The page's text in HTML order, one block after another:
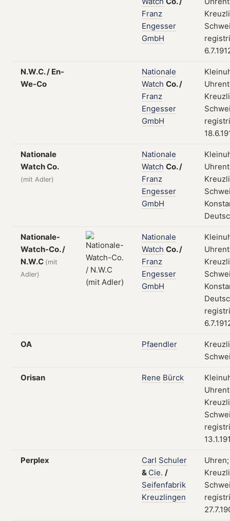
Franz
Engesser
GmbH
N.W.C. / En-
We-Co
Nationale
Watch Co./
Franz
Engesser
GmbH
Nationale
Watch Co.
(mit Adler)
Nationale
Watch Co./
Franz
Engesser
GmbH
Nationale-
Watch-Co. /
N.W.C (mit
Adler)
Nationale
Watch Co./
Franz
Engesser
GmbH
OA Pfaendler
Orisan Rene Bürck
Perplex Carl Schuler
& Cie. /
Seifenfabrik
Kreuzlingen
Uhren;